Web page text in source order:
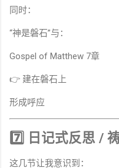
同时：
“神是磐石”与：
Gospel of Matthew 7章
👉 建在磐石上
形成呼应
7️⃣ 日记式反思 /
这几节让我意识到：